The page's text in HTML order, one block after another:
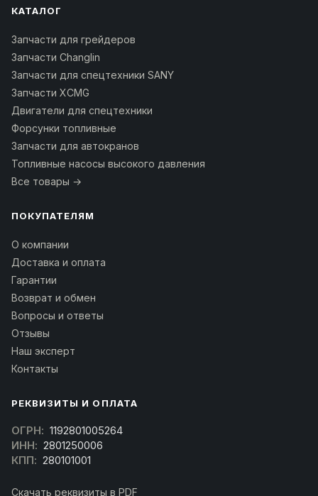
КАТАЛОГ
Запчасти для грейдеров
Запчасти Changlin
Запчасти для спецтехники SANY
Запчасти XCMG
Двигатели для спецтехники
Форсунки топливные
Запчасти для автокранов
Топливные насосы высокого давления
Все товары →
ПОКУПАТЕЛЯМ
О компании
Доставка и оплата
Гарантии
Возврат и обмен
Вопросы и ответы
Отзывы
Наш эксперт
Контакты
РЕКВИЗИТЫ И ОПЛАТА
ОГРН: 1192801005264
ИНН: 2801250006
КПП: 280101001
Скачать реквизиты в PDF